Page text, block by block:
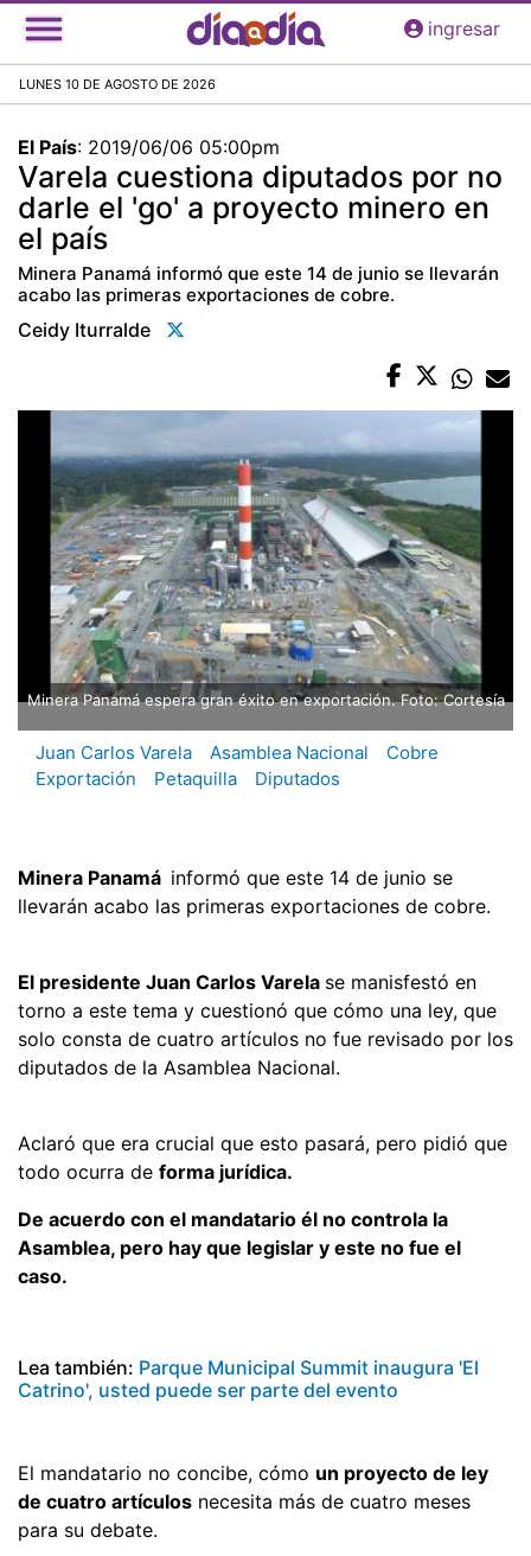
Pasar
al
principal
ingresar
LUNES 10 DE AGOSTO DE 2026
El País: 2019/06/06 05:00pm
Varela cuestiona diputados por no
darle el 'go' a proyecto minero en
el país
Minera Panamá informó que este 14 de junio se llevarán
acabo las primeras exportaciones de cobre.
Ceidy Iturralde
Minera Panamá espera gran éxito en exportación. Foto: Cortesía
Juan Carlos Varela Asamblea Nacional
Cobre
Exportación
Petaquilla Diputados
Minera Panamá informó que este 14 de junio se
llevarán acabo las primeras exportaciones de cobre.
El presidente Juan Carlos Varela se manisfestó en
torno a este tema y cuestionó que cómo una ley, que
solo consta de cuatro artículos no fue revisado por los
diputados de la Asamblea Nacional.
Aclaró que era crucial que esto pasará, pero pidió que
todo ocurra de forma jurídica.
De acuerdo con el mandatario él no controla la
Asamblea, pero hay que legislar y este no fue el
caso.
Lea también: Parque Municipal Summit inaugura 'El
Catrino', usted puede ser parte del evento
El mandatario no concibe, cómo un proyecto de ley
de cuatro artículos necesita más de cuatro meses
para su debate.